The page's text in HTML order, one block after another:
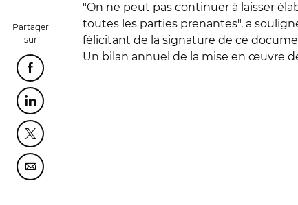
Partager
sur
Partager cette page sur Facebook
Partager cette page sur Linkedin
Partager cette page sur Twitter
Partager cette page sur Courriel
"On ne peut pas continuer à laisser
toutes les parties prenantes", a
félicitant de la signature de ce
Un bilan annuel de la mise en œuvre